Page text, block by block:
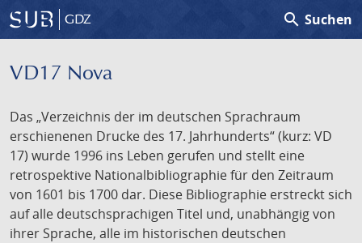
GDZ search Suchen
VD17 Nova
Das „Verzeichnis der im deutschen Sprachraum
erschienenen Drucke des 17. Jahrhunderts“ (kurz: VD
17) wurde 1996 ins Leben gerufen und stellt eine
retrospektive Nationalbibliographie für den Zeitraum
von 1601 bis 1700 dar. Diese Bibliographie erstreckt sich
auf alle deutschsprachigen Titel und, unabhängig von
ihrer Sprache, alle im historischen deutschen